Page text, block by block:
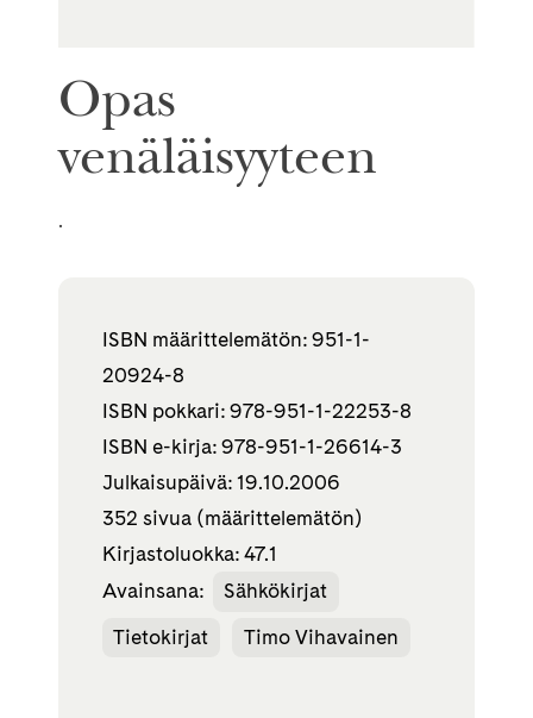
Opas
venäläisyyteen
.
ISBN määrittelemätön: 951-1-
20924-8
ISBN pokkari: 978-951-1-22253-8
ISBN e-kirja: 978-951-1-26614-3
Julkaisupäivä: 19.10.2006
352 sivua (määrittelemätön)
Kirjastoluokka: 47.1
Avainsana:
Sähkökirjat
Tietokirjat
Timo Vihavainen